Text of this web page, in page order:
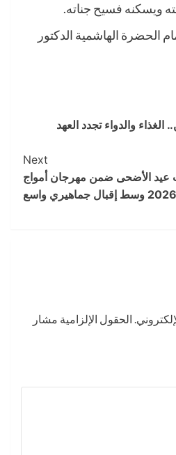
ويسكنه فسيح جناته.
الحضرة الهاشمية الدكتور
الغذاء والدواء تجدد العهد
Next
عيد الأضحى ضمن مهرجان أمواج
الحقول الإلزامية مشار